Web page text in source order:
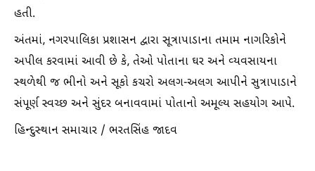
હતી.
અંતમાં, નગરપાલિકા પ્રશાસન દ્વારા સૂત્રાપાડાના તમામ નાગરિકોને
અપીલ કરવામાં આવી છે કે, તેઓ પોતાના ઘર અને વ્યવસાયના
સ્થળેથી જ ભીનો અને સૂકો કચરો અલગ-અલગ આપીને સુત્રાપાડાને
સંપૂર્ણ સ્વચ્છ અને સુંદર બનાવવામાં પોતાનો અમૂલ્ય સહયોગ આપે.
હિન્દુસ્થાન સમાચાર / ભરતસિંહ જાદવ